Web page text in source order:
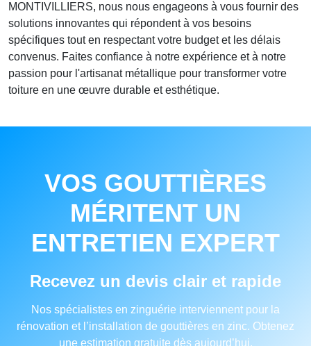
MONTIVILLIERS, nous nous engageons à vous fournir des
solutions innovantes qui répondent à vos besoins
spécifiques tout en respectant votre budget et les délais
convenus. Faites confiance à notre expérience et à notre
passion pour l'artisanat métallique pour transformer votre
toiture en une œuvre durable et esthétique.
VOS GOUTTIÈRES
MÉRITENT UN
ENTRETIEN EXPERT
Recevez un devis clair et rapide
Nos spécialistes en zinguérie interviennent pour la
rénovation et l’installation de gouttières en zinc. Obtenez
une estimation gratuite dès aujourd’hui.